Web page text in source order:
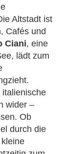
Altstadt ist
Cafés und
Ciani, eine
lädt zum
italienische
wider –
Ob
durch die